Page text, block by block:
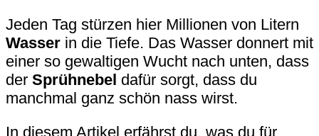
Jeden Tag stürzen hier Millionen von Litern
Wasser in die Tiefe. Das Wasser donnert mit
einer so gewaltigen Wucht nach unten, dass
der Sprühnebel dafür sorgt, dass du
manchmal ganz schön nass wirst.
In diesem Artikel erfährst du, was du für